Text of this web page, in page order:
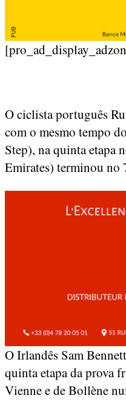
O ciclista português
com o mesmo tempo
Step), na quinta etapa
Emirates) terminou no
O Irlandês Sam
quinta etapa da prova
Vienne e de Bollène